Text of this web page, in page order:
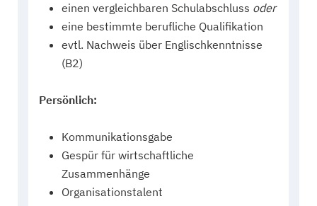
einen vergleichbaren Schulabschluss oder
eine bestimmte berufliche Qualifikation
evtl. Nachweis über Englischkenntnisse
(B2)
Persönlich:
Kommunikationsgabe
Gespür für wirtschaftliche
Zusammenhänge
Organisationstalent